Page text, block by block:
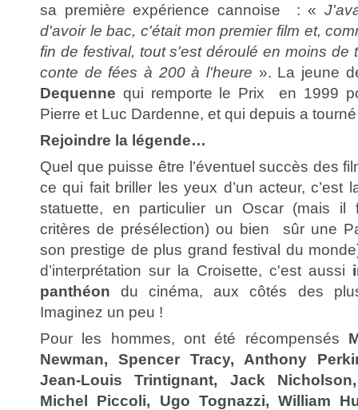
sa première expérience cannoise : «
d'avoir le bac, c'était mon premier film et,
fin de festival, tout s'est déroulé en moins de
conte de fées à 200 à l'heure ». La jeune
Dequenne qui remporte le Prix en 1999
Pierre et Luc Dardenne, et qui depuis a
Rejoindre la légende…
Quel que puisse être l’éventuel succès des
ce qui fait briller les yeux d’un acteur, c’est
statuette, en particulier un Oscar (mais il
critères de présélection) ou bien sûr une
son prestige de plus grand festival du
d’interprétation sur la Croisette, c'est aussi
panthéondu cinéma, aux côtés des
Imaginez un peu !
Pour les hommes, ont été récompensés
Newman, Spencer Tracy, Anthony
Jean-Louis Trintignant, Jack
Michel Piccoli, Ugo Tognazzi, William